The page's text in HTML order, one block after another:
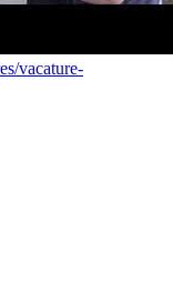
vacature-